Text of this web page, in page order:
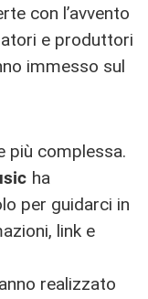
con l’avvento
e produttori
immesso sul
più complessa.
ha
per guidarci in
link e
realizzato